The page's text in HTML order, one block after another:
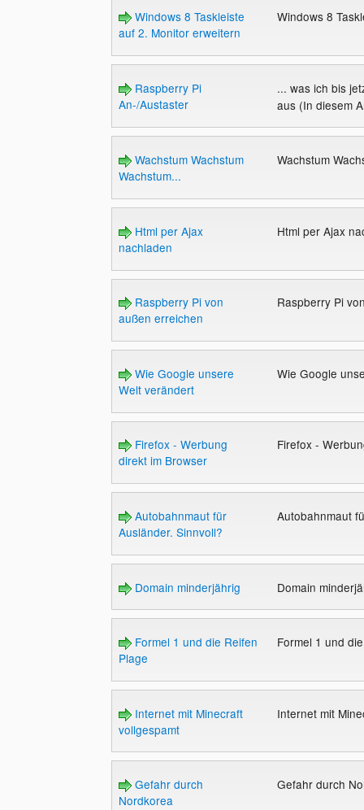
Windows 8 Taskleiste
auf 2. Monitor erweitern
Windows 8
Raspberry Pi
An-/Austaster
... was ich bis
aus (In diesem
Wachstum Wachstum
Wachstum...
Wachstum
Html per Ajax
nachladen
Html per Ajax
Raspberry Pi von
außen erreichen
Raspberry Pi
Wie Google unsere
Welt verändert
Wie Google
Firefox - Werbung
direkt im Browser
Firefox -
Autobahnmaut für
Ausländer. Sinnvoll?
Autobahnmaut
Domain minderjährig Domain
Formel 1 und die Reifen
Plage
Formel 1 und
Internet mit Minecraft
vollgespamt
Internet mit
Gefahr durch
Nordkorea
Gefahr durch